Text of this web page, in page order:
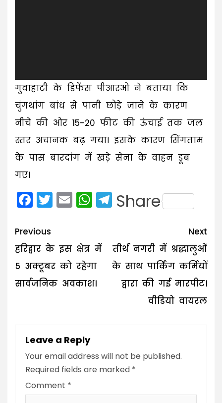
गुवाहाटी के डिफेंस पीआरओ ने बताया कि
चुंगथांग बांध से पानी छोड़े जाने के कारण
नीचे की ओर 15-20 फीट की ऊंचाई तक जल
स्तर अचानक बढ़ गया। इसके कारण सिंगताम
के पास बारदांग में खड़े सेना के वाहन डूब
गए।
Facebook
Twitter
EmailWhatsApp
Telegram
Share
Post
navigation
Previous
हरिद्वार के इस क्षेत्र में
5 अक्टूबर को रहेगा
सार्वजनिक अवकाश।
Next
तीर्थ नगरी में श्रद्धालुओं
के साथ पार्किंग कर्मियों
द्वारा की गई मारपीट।
वीडियो वायरल
Leave a Reply
Your email address will not be published.
Required fields are marked *
Comment *